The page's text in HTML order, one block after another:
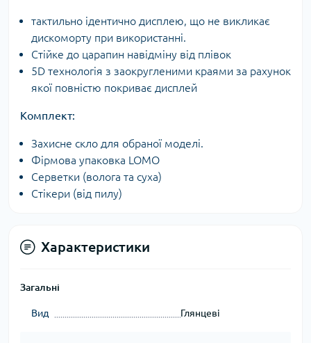
тактильно ідентично дисплею, що не викликає
дискоморту при використанні.
Стійке до царапин навідміну від плівок
5D технологія з заокругленими краями за рахунок
якої повністю покриває дисплей
Комплект:
Захисне скло для обраної моделі.
Фірмова упаковка LOMO
Серветки (волога та суха)
Стікери (від пилу)
Характеристики
Загальні
Вид Глянцеві